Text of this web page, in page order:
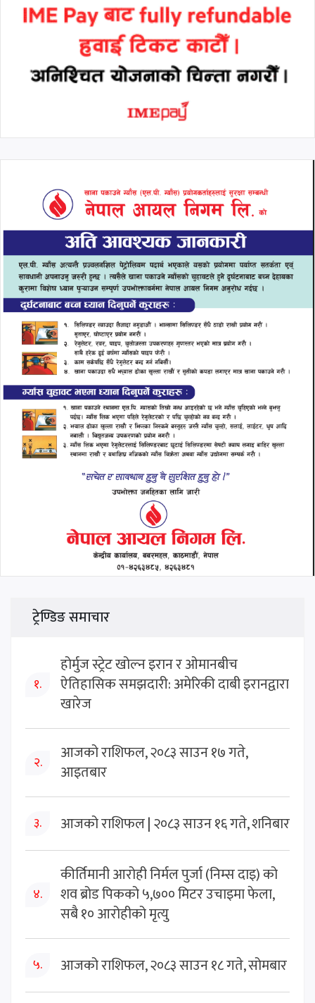
ट्रेण्डिङ समाचार
१.
होर्मुज स्ट्रेट खोल्न इरान र ओमानबीच
ऐतिहासिक समझदारी: अमेरिकी दाबी इरानद्वारा
खारेज
२.
आजको राशिफल, २०८३ साउन १७ गते,
आइतबार
३. आजको राशिफल | २०८३ साउन १६ गते, शनिबार
४.
कीर्तिमानी आरोही निर्मल पुर्जा (निम्स दाइ) को
शव ब्रोड पिकको ५,७०० मिटर उचाइमा फेला,
सबै १० आरोहीको मृत्यु
५. आजको राशिफल, २०८३ साउन १८ गते, सोमबार